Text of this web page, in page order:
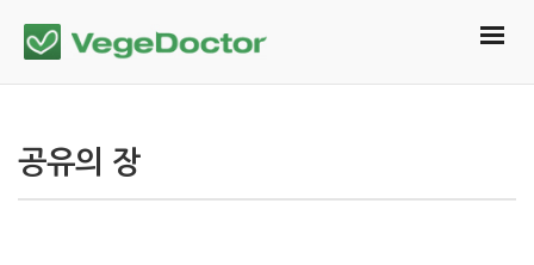
공유의 장